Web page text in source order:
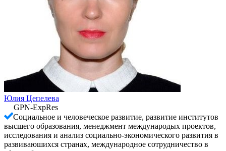
Юлия Цепелева
GPN-ExpRes
Социальное и человеческое развитие, развитие институтов
высшего образования, менеджмент международых проектов,
исследования и анализ социально-экономического развития в
развиваюшихся странах, международное сотрудничество в